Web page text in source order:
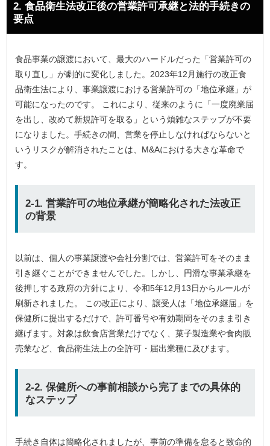
2. 食品衛生法改正後の営業許可承継と法的手続きの
要点
食品事業の譲渡において、最大のハードルだった「営業許可の
取り直し」が劇的に変化しました。2023年12月施行の改正食
品衛生法により、事業譲渡における営業許可の「地位承継」が
可能になったのです。 これにより、従来のように「一度廃業届
を出し、改めて新規許可を取る」という煩雑なステップが不要
になりました。手続きの間、営業を停止しなければならないと
いうリスクが解消されたことは、M&Aにおける大きな革命で
す。
2-1. 営業許可の地位承継が簡略化された法改正
の背景
以前は、個人の事業譲渡や会社分割では、営業許可をそのまま
引き継ぐことができませんでした。しかし、円滑な事業承継を
後押しする政府の方針により、令和5年12月13日からルールが
刷新されました。 この改正により、譲受人は「地位承継届」を
保健所に提出するだけで、許可番号や有効期間をそのまま引き
継げます。対象は飲食店営業だけでなく、菓子製造業や食肉販
売業など、食品衛生法上の全許可・届出業種に及びます。
2-2. 保健所への事前相談から完了までの具体的
なステップ
手続き自体は簡略化されましたが、事前の準備を怠ると致命的